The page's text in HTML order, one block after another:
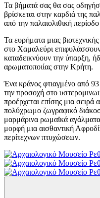
Τα βήματά σας θα σας
βρίσκεται στην καρδιά της
από την παλαιολιθική
Τα ευρήματα μιας
στο Χαμαλεύρι
καταδεικνύουν την ύπαρξη,
αρωματοποιίας στην Κρήτη.
Ένα κράνος φτιαγμένο από 93
την προσοχή στο
προέρχεται επίσης μια
πολύχρωμο ζωγραφικό
μαρμάρινα ρωμαϊκά
μορφή μια αισθαντική
περίτεχνων πτυχώσεων.